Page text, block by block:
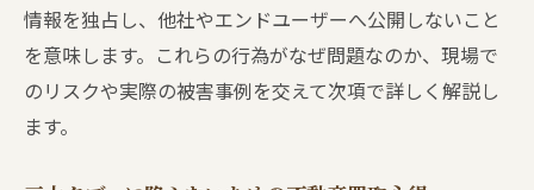
情報を独占し、他社やエンドユーザーへ公開しないこと
を意味します。これらの行為がなぜ問題なのか、現場で
のリスクや実際の被害事例を交えて次項で詳しく解説し
ます。